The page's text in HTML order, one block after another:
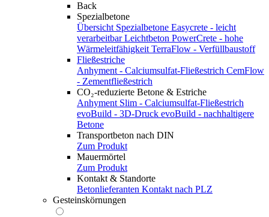
Back
Spezialbetone
Übersicht Spezialbetone Easycrete - leicht
verarbeitbar Leichtbeton PowerCrete - hohe
Wärmeleitfähigkeit TerraFlow - Verfüllbaustoff
Fließestriche
Anhyment - Calciumsulfat-Fließestrich CemFlow
- Zementfließestrich
CO₂-reduzierte Betone & Estriche
Anhyment Slim - Calciumsulfat-Fließestrich
evoBuild - 3D-Druck evoBuild - nachhaltigere
Betone
Transportbeton nach DIN
Zum Produkt
Mauermörtel
Zum Produkt
Kontakt & Standorte
Betonlieferanten Kontakt nach PLZ
Gesteinskörnungen